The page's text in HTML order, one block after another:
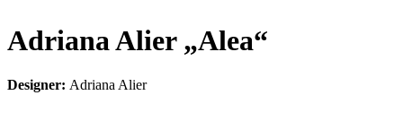
Adriana Alier „Alea“
Designer: Adriana Alier